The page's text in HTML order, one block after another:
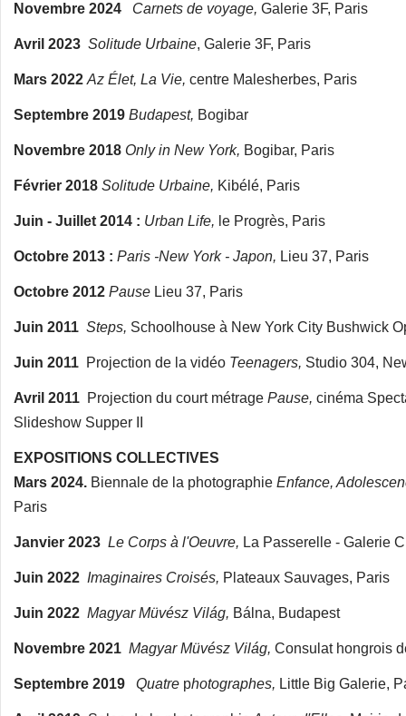
Novembre 2024 Carnets de voyage, Galerie 3F, Paris
Avril 2023 Solitude Urbaine, Galerie 3F, Paris
Mars 2022 Az Élet, La Vie, centre Malesherbes, Paris
Septembre 2019 Budapest, Bogibar
Novembre 2018 Only in New York, Bogibar, Paris
Février 2018 Solitude Urbaine, Kibélé, Paris
Juin - Juillet 2014 : Urban Life, le Progrès, Paris
Octobre 2013 : Paris -New York - Japon, Lieu 37, Paris
Octobre 2012 Pause Lieu 37, Paris
Juin 2011 Steps, Schoolhouse à New York City Bushwick
Juin 2011 Projection de la vidéo Teenagers, Studio 304,
Avril 2011 Projection du court métrage Pause, cinéma
Slideshow Supper II
EXPOSITIONS COLLECTIVES
Mars 2024. Biennale de la photographie Enfance,
Paris
Janvier 2023 Le Corps à l'Oeuvre, La Passerelle - Galerie
Juin 2022 Imaginaires Croisés, Plateaux Sauvages, Paris
Juin 2022 Magyar Müvész Világ, Bálna, Budapest
Novembre 2021 Magyar Müvész Világ, Consulat hongrois
Septembre 2019 Quatre photographes, Little Big Galerie,